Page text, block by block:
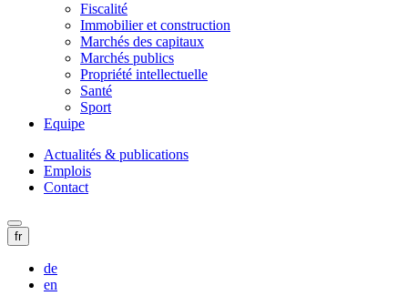
Fiscalité
Immobilier et construction
Marchés des capitaux
Marchés publics
Propriété intellectuelle
Santé
Sport
Equipe
Actualités & publications
Emplois
Contact
fr
de
en